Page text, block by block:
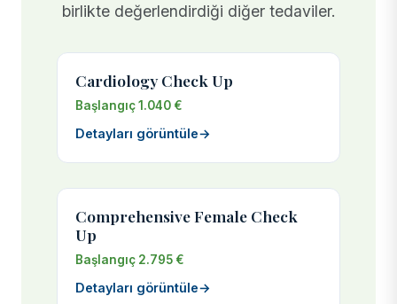
birlikte değerlendirdiği diğer tedaviler.
Cardiology Check Up
Başlangıç 1.040 €
Detayları görüntüle→
Comprehensive Female Check
Up
Başlangıç 2.795 €
Detayları görüntüle→